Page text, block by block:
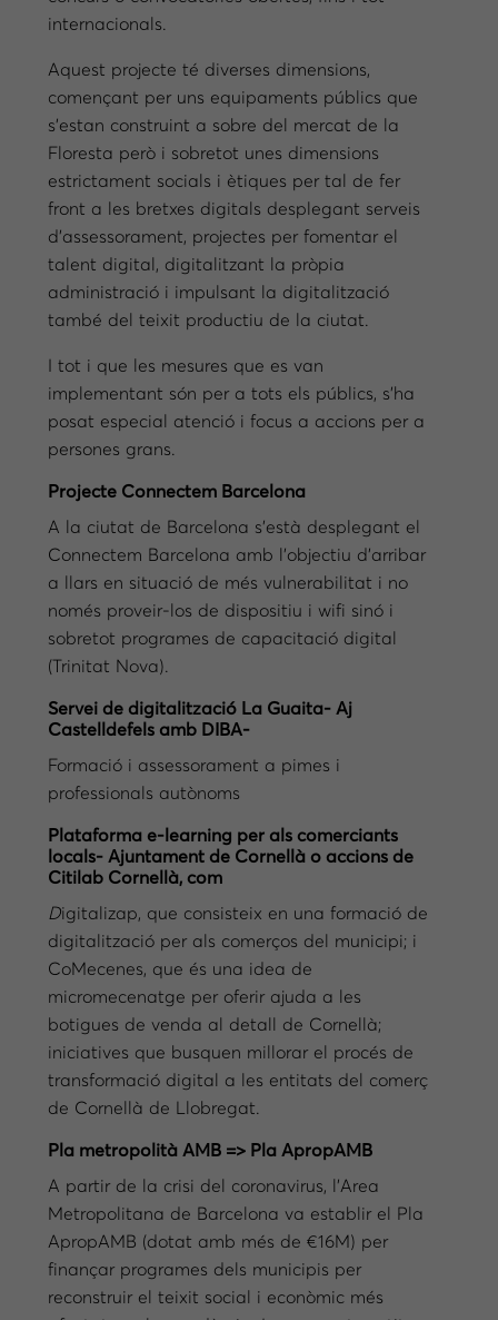
internacionals.
Aquest projecte té diverses dimensions,
començant per uns equipaments públics que
s’estan construint a sobre del mercat de la
Floresta però i sobretot unes dimensions
estrictament socials i ètiques per tal de fer
front a les bretxes digitals desplegant serveis
d’assessorament, projectes per fomentar el
talent digital, digitalitzant la pròpia
administració i impulsant la digitalització
també del teixit productiu de la ciutat.
I tot i que les mesures que es van
implementant són per a tots els públics, s’ha
posat especial atenció i focus a accions per a
persones grans.
Projecte Connectem Barcelona
A la ciutat de Barcelona s’està desplegant el
Connectem Barcelona amb l’objectiu d’arribar
a llars en situació de més vulnerabilitat i no
només proveir-los de dispositiu i wifi sinó i
sobretot programes de capacitació digital
(Trinitat Nova).
Servei de digitalització La Guaita- Aj
Castelldefels amb DIBA-
Formació i assessorament a pimes i
professionals autònoms
Plataforma e-learning per als comerciants
locals- Ajuntament de Cornellà o accions de
Citilab Cornellà, com
Digitalizap, que consisteix en una formació de
digitalització per als comerços del municipi; i
CoMecenes, que és una idea de
micromecenatge per oferir ajuda a les
botigues de venda al detall de Cornellà;
iniciatives que busquen millorar el procés de
transformació digital a les entitats del comerç
de Cornellà de Llobregat.
Pla metropolità AMB => Pla ApropAMB
A partir de la crisi del coronavirus, l’Area
Metropolitana de Barcelona va establir el Pla
ApropAMB (dotat amb més de €16M) per
finançar programes dels municipis per
reconstruir el teixit social i econòmic més